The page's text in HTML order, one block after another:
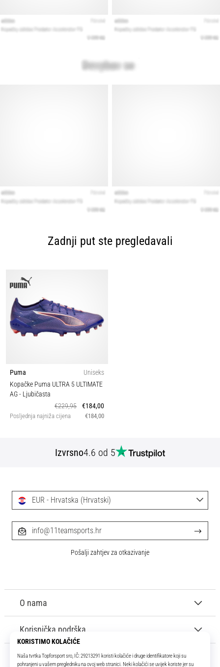
Zadnji put ste pregledavali
Puma
Uniseks
Kopačke Puma ULTRA 5 ULTIMATE
AG- Ljubičasta
€229,95
€184,00
Posljednja najniža cijena €184,00
Izvrsno4.6 od 5
O nama
Korisnička podrška
EUR - Hrvatska (Hrvatski)
info@11teamsports.hr
Pošalji zahtjev za otkazivanje